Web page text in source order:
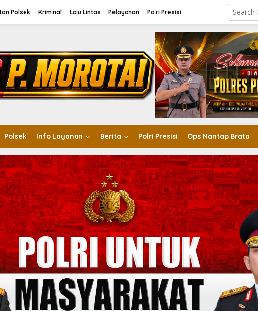
Polsek Kriminal Lalu Lintas Pelayanan Polri Presisi
Polsek Info Layanan Berita Polri Presisi Ops Mantap Brata